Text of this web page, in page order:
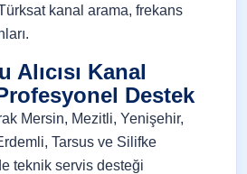
kanal arama, frekans
Alıcısı Kanal
Destek
Mersin, Mezitli, Yenişehir,
Tarsus ve Silifke
teknik servis desteği